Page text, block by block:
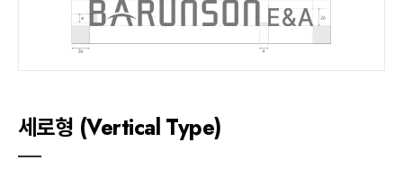
세로형 (Vertical Type)